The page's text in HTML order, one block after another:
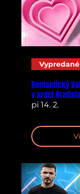
Vypredané
Romantický
v srdci
pi 14. 2.